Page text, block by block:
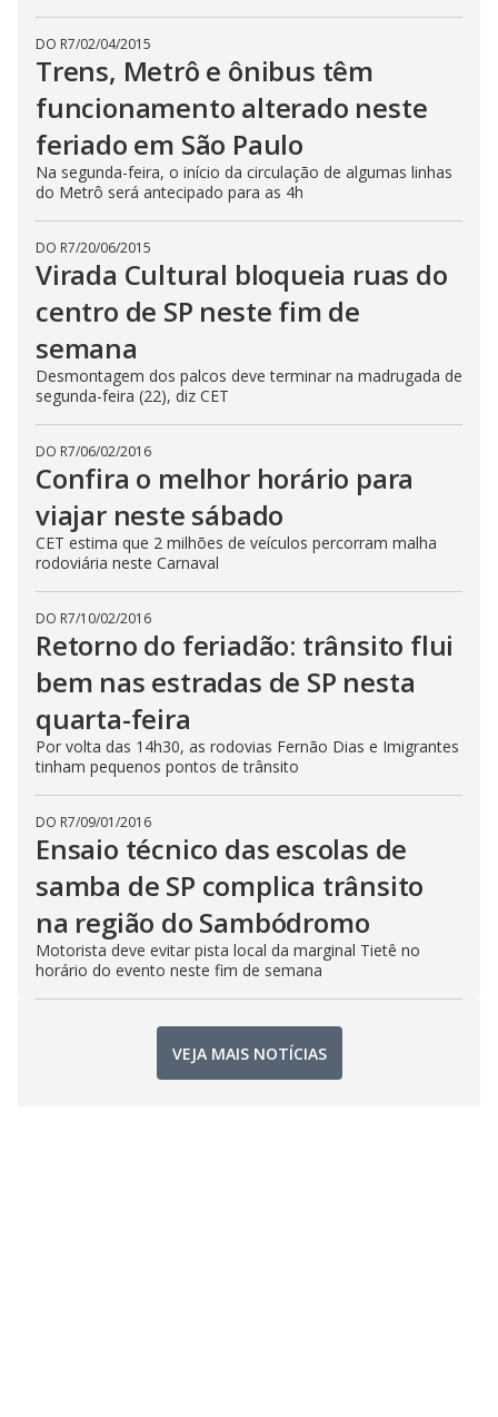
DO R7/02/04/2015
Trens, Metrô e ônibus têm
funcionamento alterado neste
feriado em São Paulo
Na segunda-feira, o início da circulação de algumas linhas
do Metrô será antecipado para as 4h
DO R7/20/06/2015
Virada Cultural bloqueia ruas do
centro de SP neste fim de
semana
Desmontagem dos palcos deve terminar na madrugada de
segunda-feira (22), diz CET
DO R7/06/02/2016
Confira o melhor horário para
viajar neste sábado
CET estima que 2 milhões de veículos percorram malha
rodoviária neste Carnaval
DO R7/10/02/2016
Retorno do feriadão: trânsito flui
bem nas estradas de SP nesta
quarta-feira
Por volta das 14h30, as rodovias Fernão Dias e Imigrantes
tinham pequenos pontos de trânsito
DO R7/09/01/2016
Ensaio técnico das escolas de
samba de SP complica trânsito
na região do Sambódromo
Motorista deve evitar pista local da marginal Tietê no
horário do evento neste fim de semana
VEJA MAIS NOTÍCIAS